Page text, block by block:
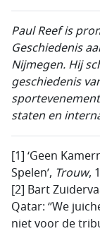
Paul Reef is
Geschiedenis
Nijmegen. Hij
geschiedenis
staten en
[1] ‘Geen
Spelen’, Trouw,
[2] Bart
Qatar: ‘’We
niet voor de